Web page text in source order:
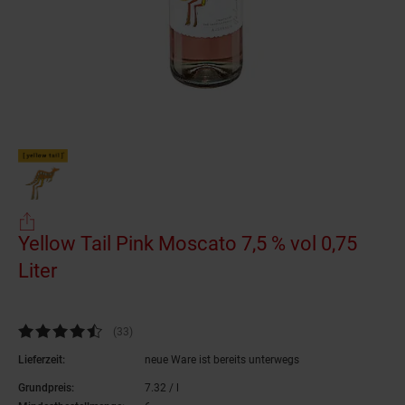
Yellow Tail Pink Moscato 7,5 % vol 0,75
Liter
Kundenbewertung: 4,67 von 5 Sternen
(33Kundenbewertungen
)
Lieferzeit: neue Ware ist bereits unterwegs
Grundpreis: 7.32 / l